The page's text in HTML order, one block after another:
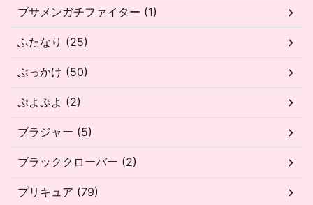
ブサメンガチファイター (1)
ふたなり (25)
ぶっかけ (50)
ぷよぷよ (2)
ブラジャー (5)
ブラッククローバー (2)
プリキュア (79)